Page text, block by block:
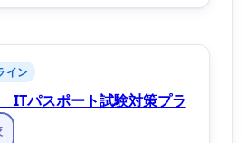
イン
パスポート試験対策プラ